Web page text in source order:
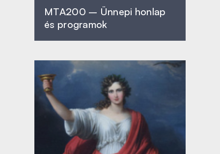
MTA200 – Ünnepi honlap
és programok